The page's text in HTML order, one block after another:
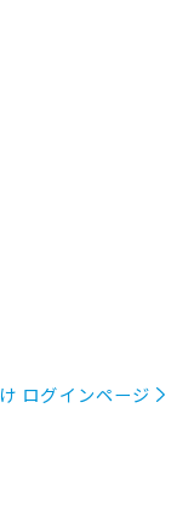
ログインページ